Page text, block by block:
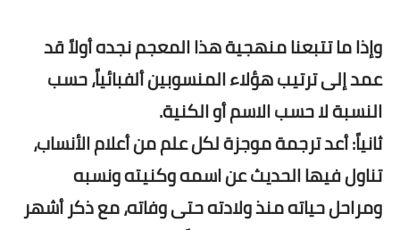
وإذا ما تتبعنا منهجية هذا المعجم نجده أولاً قد
عمد إلى ترتيب هؤلاء المنسوبين ألفبائياً، حسب
النسبة لا حسب الاسم أو الكنية.
ثانياً: أعد ترجمة موجزة لكل علم من أعلام الأنساب،
تناول فيها الحديث عن اسمه وكنيته ونسبه
ومراحل حياته منذ ولادته حتى وفاته، مع ذكر أشهر